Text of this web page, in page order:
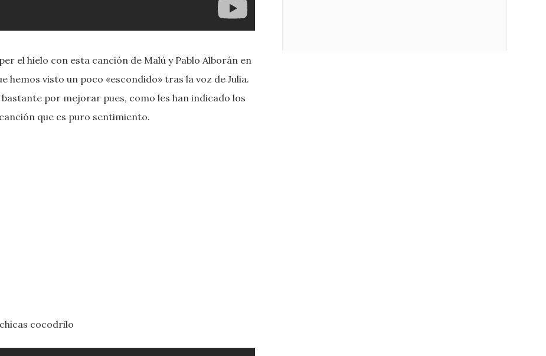
el hielo con esta canción de Malú y Pablo Alborán en
hemos visto un poco «escondido» tras la voz de Julia.
por mejorar pues, como les han indicado los
que es puro sentimiento.
cocodrilo